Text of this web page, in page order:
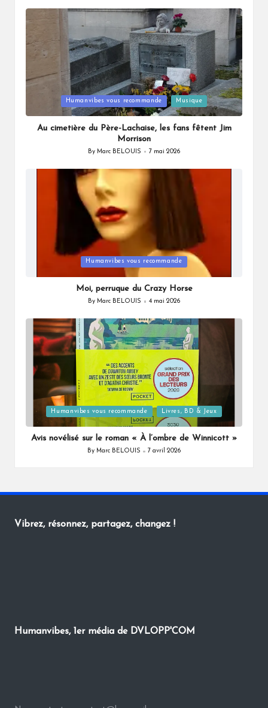
Humanvibes vous recommande Musique
Au cimetière du Père-Lachaise, les fans fêtent Jim
Morrison
Posted
By Marc BELOUIS 7 mai 2026
Humanvibes vous recommande
Moi, perruque du Crazy Horse
Posted
By Marc BELOUIS 4 mai 2026
Posted
in
Humanvibes vous recommande Livres, BD & Jeux
Avis novélisé sur le roman « À l’ombre de Winnicott »
Posted
By Marc BELOUIS 7 avril 2026
Vibrez, résonnez, partagez, changez !
Humanvibes, 1er média de DVLOPP'COM